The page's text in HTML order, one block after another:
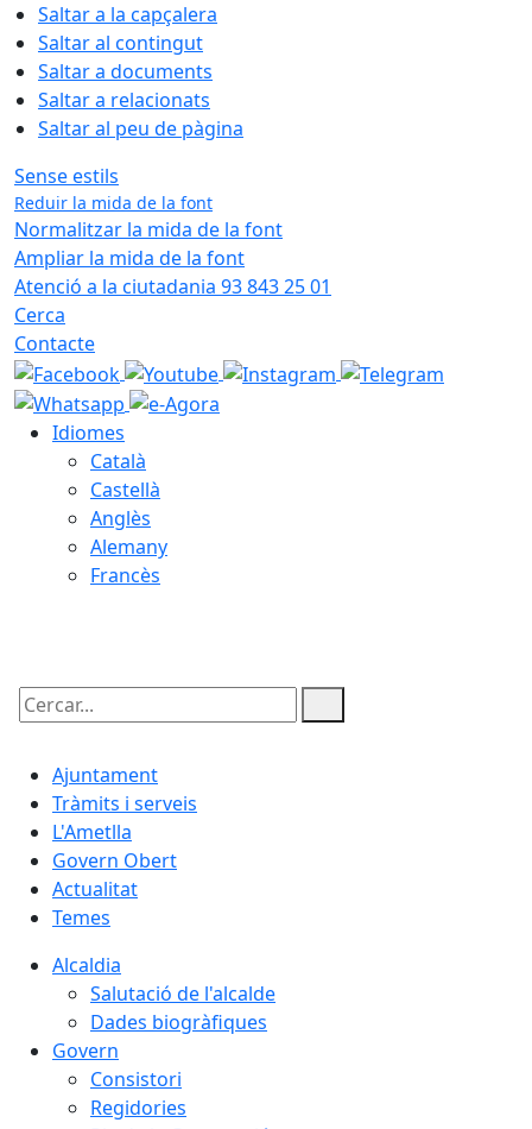
Saltar a la capçalera
Saltar al contingut
Saltar a documents
Saltar a relacionats
Saltar al peu de pàgina
Sense estils
Reduir la mida de la font
Normalitzar la mida de la font
Ampliar la mida de la font
Atenció a la ciutadania 93 843 25 01
Cerca
Contacte
Idiomes
Català
Castellà
Anglès
Alemany
Francès
Cercar:
Ajuntament
Tràmits i serveis
L'Ametlla
Govern Obert
Actualitat
Temes
Alcaldia
Salutació de l'alcalde
Dades biogràfiques
Govern
Consistori
Regidories